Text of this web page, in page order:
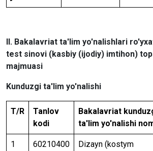
II. Bakalavriat ta'lim yo'nalishlari
test sinovi (kasbiy (ijodiy) imtihon)
majmuasi
Kunduzgi ta'lim yo'nalishi
T/R
Tanlov
kodi
Bakalavriat
ta'lim yo'nalishi
1 60210400
Dizayn (kostym